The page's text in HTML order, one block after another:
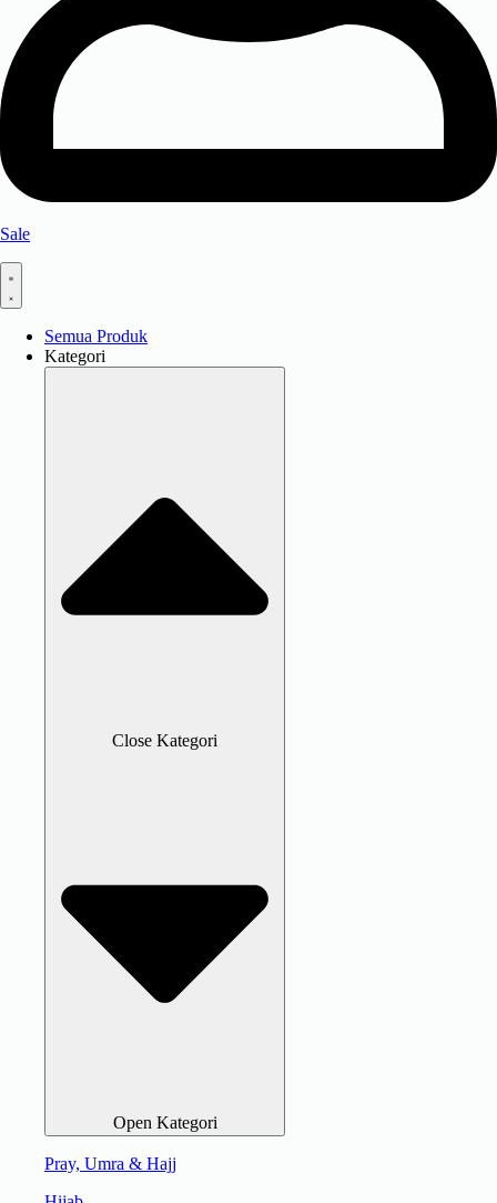
Sale
Semua Produk
Kategori
Close Kategori
Open Kategori
Pray, Umra & Hajj